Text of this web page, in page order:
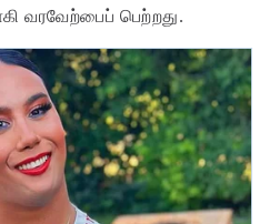
வரவேற்பைப் பெற்றது.